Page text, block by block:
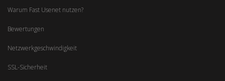
Warum Fast Usenet nutzen?
Bewertungen
Netzwerkgeschwindigkeit
SSL-Sicherheit